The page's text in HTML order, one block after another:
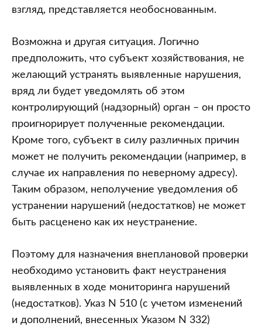
взгляд, представляется необоснованным.
Возможна и другая ситуация. Логично
предположить, что субъект хозяйствования, не
желающий устранять выявленные нарушения,
вряд ли будет уведомлять об этом
контролирующий (надзорный) орган – он просто
проигнорирует полученные рекомендации.
Кроме того, субъект в силу различных причин
может не получить рекомендации (например, в
случае их направления по неверному адресу).
Таким образом, неполучение уведомления об
устранении нарушений (недостатков) не может
быть расценено как их неустранение.
Поэтому для назначения внеплановой проверки
необходимо установить факт неустранения
выявленных в ходе мониторинга нарушений
(недостатков). Указ N 510 (с учетом изменений
и дополнений, внесенных Указом N 332)